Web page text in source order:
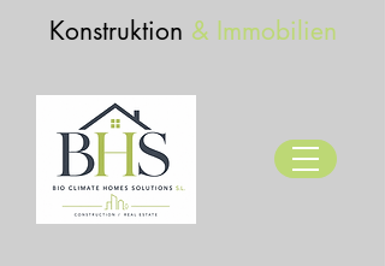
Konstruktion & Immobilien